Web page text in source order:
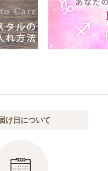
け日について